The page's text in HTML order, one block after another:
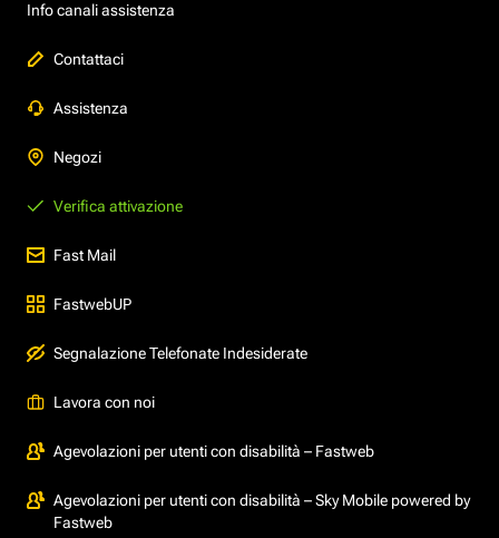
Info canali assistenza
Contattaci
Assistenza
Negozi
Verifica attivazione
Fast Mail
FastwebUP
Segnalazione Telefonate Indesiderate
Lavora con noi
Agevolazioni per utenti con disabilità – Fastweb
Agevolazioni per utenti con disabilità – Sky Mobile powered by
Fastweb